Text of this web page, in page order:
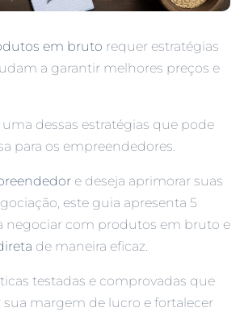
em bruto requer estratégias
a garantir melhores preços e
uma dessas estratégias que pode
para os empreendedores.
e deseja aprimorar suas
este guia apresenta 5
negociar com produtos em bruto e
de maneira eficaz.
testadas e comprovadas que
margem de lucro e fortalecer